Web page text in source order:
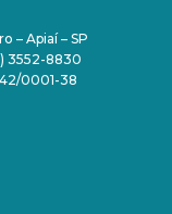
– Apiaí – SP
3552-8830
0001-38